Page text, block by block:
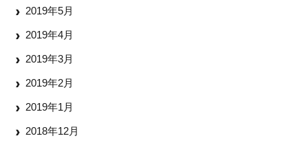
2019年5月
2019年4月
2019年3月
2019年2月
2019年1月
2018年12月